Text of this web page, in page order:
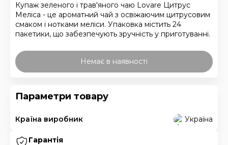
Купаж зеленого і трав'яного чаю Lovare Цитрус
Меліса - це ароматний чай з освіжаючим цитрусовим
смаком і нотками меліси. Упаковка містить 24
пакетики, що забезпечують зручність у приготуванні.
Немає в наявності
Параметри товару
Країна виробник Україна
Гарантія